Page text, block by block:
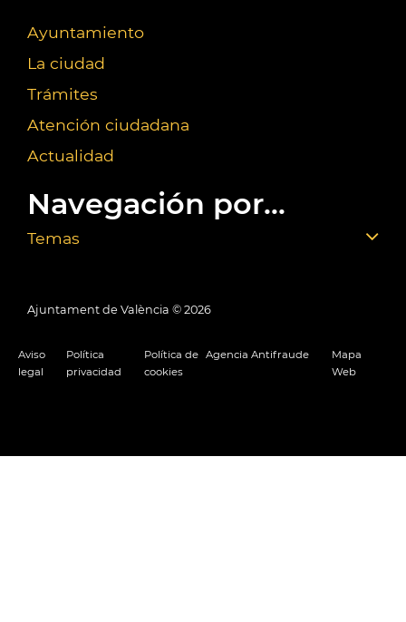
Ayuntamiento
La ciudad
Trámites
Atención ciudadana
Actualidad
Navegación por...
Temas
Ajuntament de València © 2026
Aviso
legal
Política
privacidad
Política de
cookies
Agencia Antifraude
Mapa
Web